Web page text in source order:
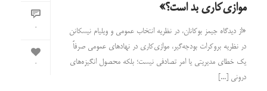
0
0
موازی‌کاری بد است؟»
«از دیدگاه جیمز بوکانان، در نظریه انتخاب عمومی و ویلیام نیسکانن
در نظریه بروکرات بودجه‌گیر، موازی‌کاری در نهادهای عمومی صرفاً
یک خطای مدیریتی یا امر تصادفی نیست؛ بلکه محصول انگیزه‌های
درونی [...]